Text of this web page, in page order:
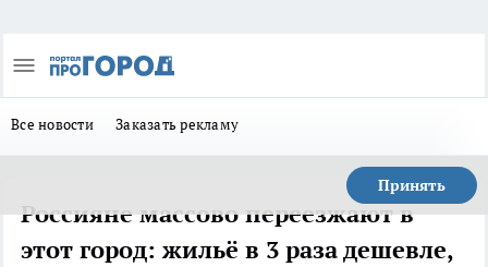
Все новости Заказать рекламу
Принять
Россияне массово переезжают в
этот город: жильё в 3 раза дешевле,